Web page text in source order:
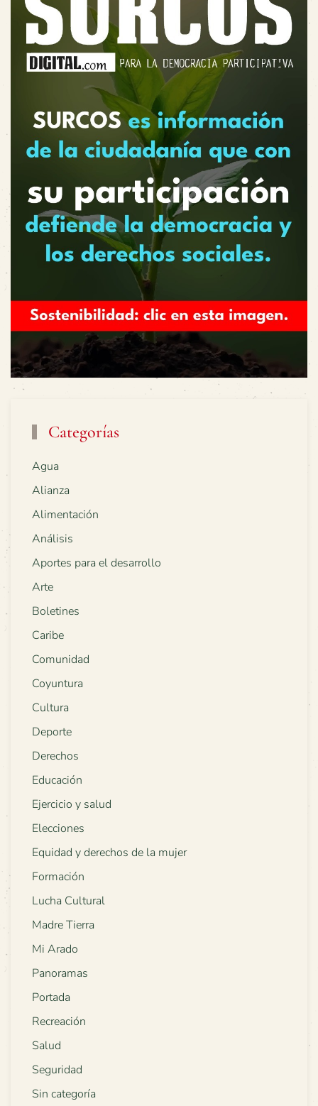
Categorías
Agua
Alianza
Alimentación
Análisis
Aportes para el desarrollo
Arte
Boletines
Caribe
Comunidad
Coyuntura
Cultura
Deporte
Derechos
Educación
Ejercicio y salud
Elecciones
Equidad y derechos de la mujer
Formación
Lucha Cultural
Madre Tierra
Mi Arado
Panoramas
Portada
Recreación
Salud
Seguridad
Sin categoría